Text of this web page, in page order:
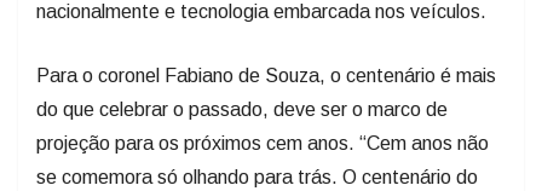
nacionalmente e tecnologia embarcada nos veículos.
Para o coronel Fabiano de Souza, o centenário é mais
do que celebrar o passado, deve ser o marco de
projeção para os próximos cem anos. “Cem anos não
se comemora só olhando para trás. O centenário do